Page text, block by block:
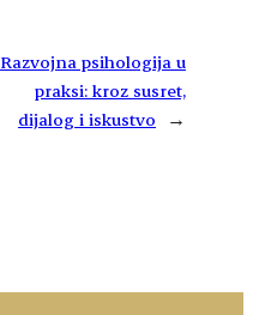
Razvojna psihologija u
praksi: kroz susret,
dijalog i iskustvo
→